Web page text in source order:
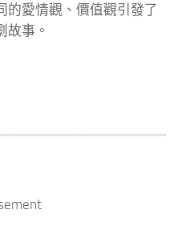
的愛情觀、價值觀引發了
故事。